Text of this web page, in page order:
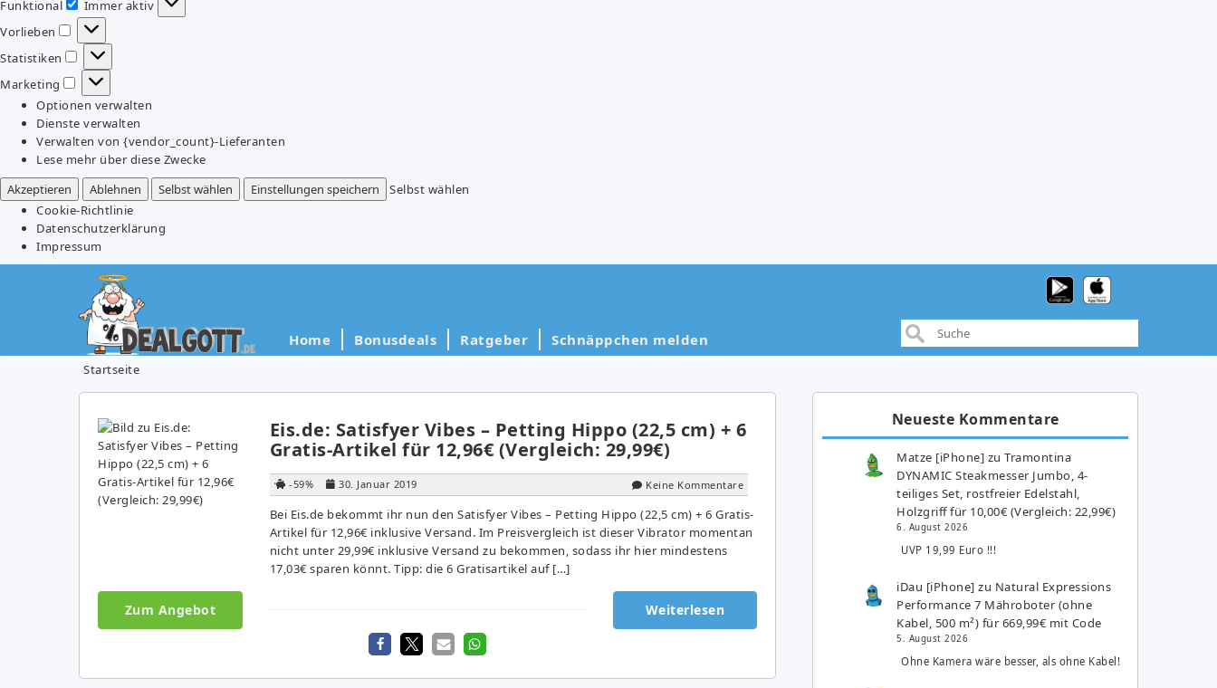
Funktional
Funktional
Immer aktiv
Vorlieben
Vorlieben
Statistiken
Statistiken
Marketing
Marketing
Optionen verwalten
Dienste verwalten
Verwalten von {vendor_count}-Lieferanten
Lese mehr über diese Zwecke
Akzeptieren
Ablehnen Selbst wählen Einstellungen speichern
Selbst wählen
Cookie-Richtlinie
Datenschutzerklärung
Impressum
Home Bonusdeals Ratgeber Schnäppchen melden
Startseite
Eis.de: Satisfyer Vibes – Petting Hippo (22,5 cm) + 6
Gratis-Artikel für 12,96€ (Vergleich: 29,99€)
-59% 30. Januar 2019 Keine Kommentare
Bei Eis.de bekommt ihr nun den Satisfyer Vibes – Petting Hippo (22,5 cm) + 6 Gratis-
Artikel für 12,96€ inklusive Versand. Im Preisvergleich ist dieser Vibrator momentan
nicht unter 29,99€ inklusive Versand zu bekommen, sodass ihr hier mindestens
17,03€ sparen könnt. Tipp: die 6 Gratisartikel auf […]
Zum Angebot Weiterlesen
Neueste Kommentare
Matze [iPhone] zuTramontina
DYNAMIC Steakmesser Jumbo, 4-
teiliges Set, rostfreier Edelstahl,
Holzgriff für 10,00€ (Vergleich: 22,99€)
6. August 2026
UVP 19,99 Euro !!!
iDau [iPhone] zu Natural Expressions
Performance 7 Mähroboter (ohne
Kabel, 500 m²) für 669,99€ mit Code
5. August 2026
Ohne Kamera wäre besser, als ohne Kabel!